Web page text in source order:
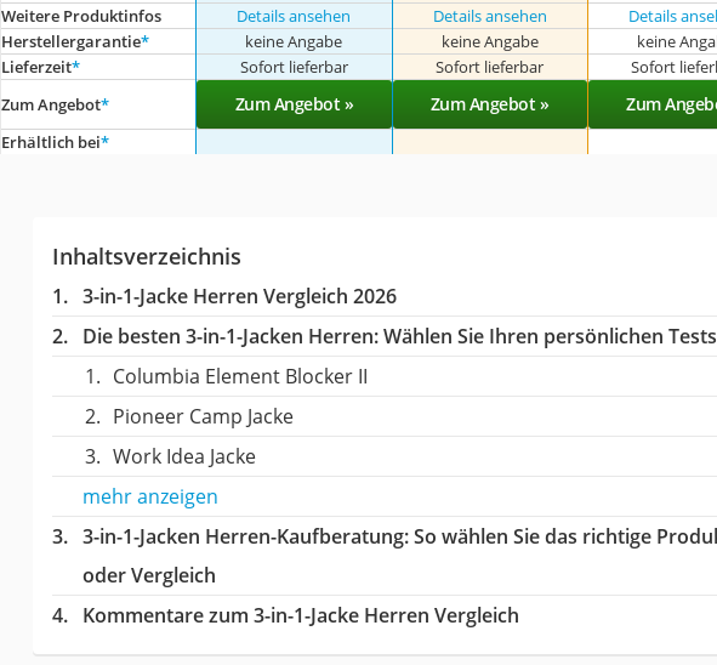
Weitere Produktinfos
Details ansehen Details ansehen Details
Herstellergarantie* keine Angabe keine Angabe keine
Lieferzeit* Sofort lieferbar Sofort lieferbar Sofort
Zum Angebot* Zum Angebot » Zum Angebot » Zum
Erhältlich bei*
Inhaltsverzeichnis
3-in-1-Jacke Herren Vergleich 2026
Die besten 3-in-1-Jacken Herren:Wählen Sie Ihren persönlichen
Columbia Element Blocker II
Pioneer Camp Jacke
Work Idea Jacke
mehr anzeigen
3-in-1-Jacken Herren-Kaufberatung: So wählen Sie das richtige
oder Vergleich
Kommentare zum 3-in-1-Jacke Herren Vergleich